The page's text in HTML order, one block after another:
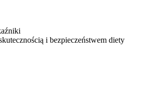
i bezpieczeństwem diety